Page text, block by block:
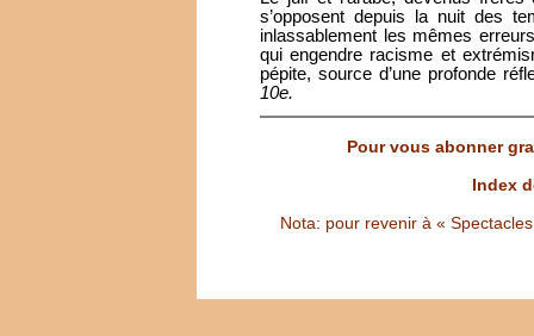
s’opposent depuis la nuit des
inlassablement les mêmes
qui engendre racisme et
pépite, source d’une profonde
10e.
Pour vous abonner
Index
Nota: pour revenir à «